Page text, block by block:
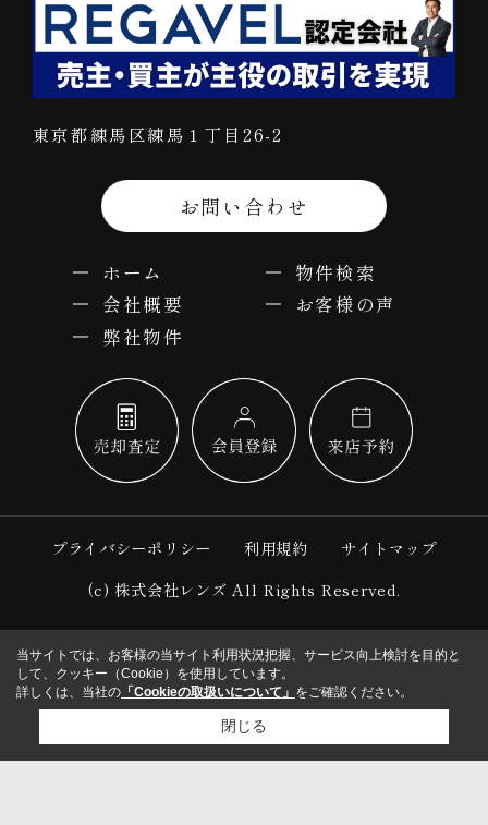
東京都練馬区練馬１丁目26-2
お問い合わせ
ホーム
物件検索
会社概要
お客様の声
弊社物件
プライバシーポリシー 利用規約
サイトマップ
(c) 株式会社レンズ All Rights Reserved.
当サイトでは、お客様の当サイト利用状況把握、サービス向上検討を目的と
して、クッキー（Cookie）を使用しています。
詳しくは、当社の 「Cookieの取扱いについて」 をご確認ください。
閉じる